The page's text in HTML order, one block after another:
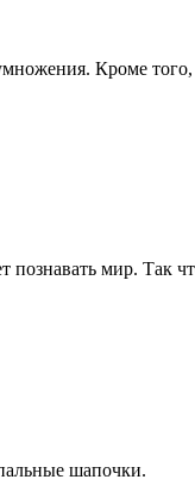
Кроме того,
познавать мир. Так
шапочки.